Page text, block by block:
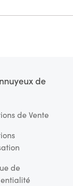
de
de Vente
de